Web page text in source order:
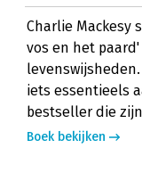
Charlie Mackesy
vos en het
iets essentieels
bestseller die
Boek bekijken